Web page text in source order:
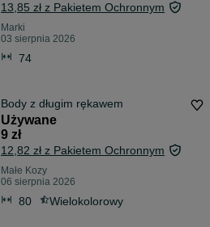
13,85 zł z Pakietem Ochronnym
Marki
03 sierpnia 2026
74
Body z długim rękawem
Używane
9 zł
12,82 zł z Pakietem Ochronnym
Małe Kozy
06 sierpnia 2026
80 Wielokolorowy